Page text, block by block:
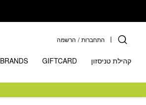
התחברות / הרשמה
קהילת טניסזון GIFTCARD
BRANDS